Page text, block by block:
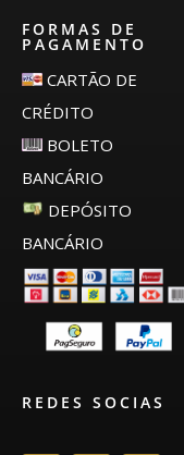
FORMAS DE
PAGAMENTO
CARTÃO DE
CRÉDITO
BOLETO
BANCÁRIO
DEPÓSITO
BANCÁRIO
REDES SOCIAS